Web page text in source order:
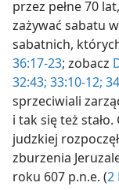
przez pełne 70
zażywać sabatu
sabatnich,
36:17-23; zobacz
32:43; 33:10-12;
sprzeciwiali
i tak się też
judzkiej
zburzenia
roku 607 p.n.e. (2